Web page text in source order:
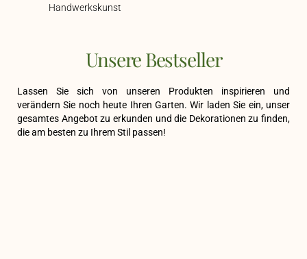
Handwerkskunst
Unsere Bestseller
Lassen Sie sich von unseren Produkten inspirieren und
verändern Sie noch heute Ihren Garten. Wir laden Sie ein, unser
gesamtes Angebot zu erkunden und die Dekorationen zu finden,
die am besten zu Ihrem Stil passen!